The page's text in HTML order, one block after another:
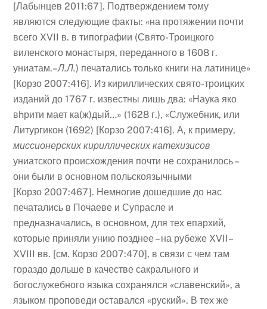
[Лабынцев 2011:67]. Подтверждением тому
являются следующие факты: «на протяжении почти
всего XVII в. в типографии (Свято-Троицкого
виленского монастыря, переданного в 1608 г.
униатам.–Л.Л.) печатались только книги на латинице»
[Корзо 2007:416]. Из кириллических свято-троицких
изданий до 1767 г. известны лишь два: «Наука яко
вhрити мает ка(ж)дый…» (1628 г.), «Служебник, или
Литургикон (1692) [Корзо 2007:416]. А, к примеру,
миссионерских кириллических катехизисов
униатского происхождения почти не сохранилось –
они были в основном польскоязычными
[Корзо 2007:467]. Немногие дошедшие до нас
печатались в Почаеве и Супрасле и
предназначались, в основном, для тех епархий,
которые приняли унию позднее – на рубеже XVII–
XVIII вв. [см. Корзо 2007:470], в связи с чем там
гораздо дольше в качестве сакрального и
богослужебного языка сохранялся «славенский», а
языком проповеди оставался «руский». В тех же